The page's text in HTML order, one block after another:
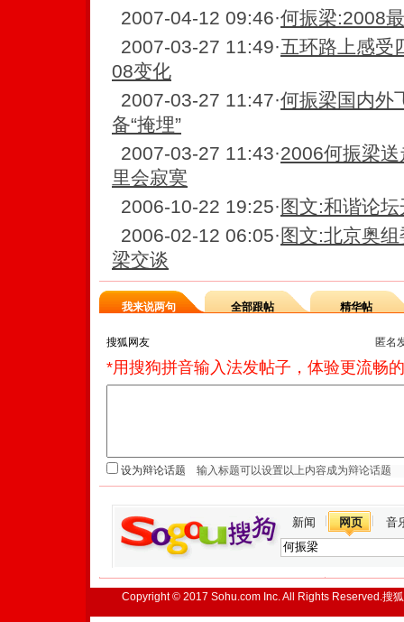
2007-04-12 09:46·何振梁:2008
2007-03-27 11:49·五环路上感受
08变化
2007-03-27 11:47·何振梁国内外
备“掩埋”
2007-03-27 11:43·2006何振梁
里会寂寞
2006-10-22 19:25· 图文:和谐论
2006-02-12 06:05· 图文:北京奥
梁交谈
我来说两句 全部跟帖 精华帖
匿名
*用搜狗拼音输入法发帖子，体验更流畅
设为辩论话题
新闻 网页 音
Copyright © 2017 Sohu.com Inc. All Rights Reserved.搜